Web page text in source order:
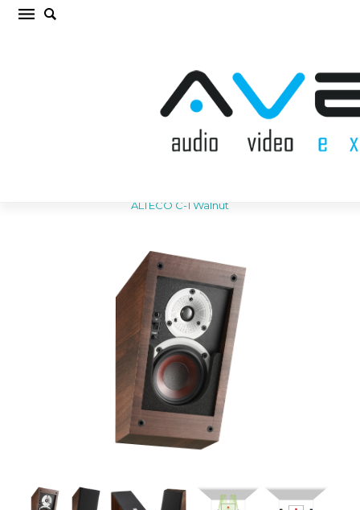
DALI ALTECO C-1 Walnut Sienas akustiskā
ALTECO C-1 Walnut